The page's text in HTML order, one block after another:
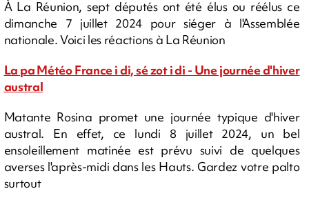
À La Réunion, sept députés ont été élus ou réélus ce
dimanche 7 juillet 2024 pour siéger à l'Assemblée
nationale. Voici les réactions à La Réunion
La pa Météo France i di, sé zot i di - Une journée d'hiver
austral
Matante Rosina promet une journée typique d'hiver
austral. En effet, ce lundi 8 juillet 2024, un bel
ensoleillement matinée est prévu suivi de quelques
averses l'après-midi dans les Hauts. Gardez votre palto
surtout